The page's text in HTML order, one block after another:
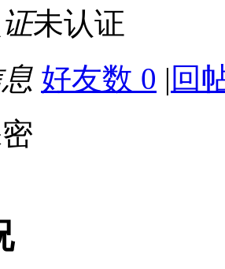
未认证
好友数 0 | 回